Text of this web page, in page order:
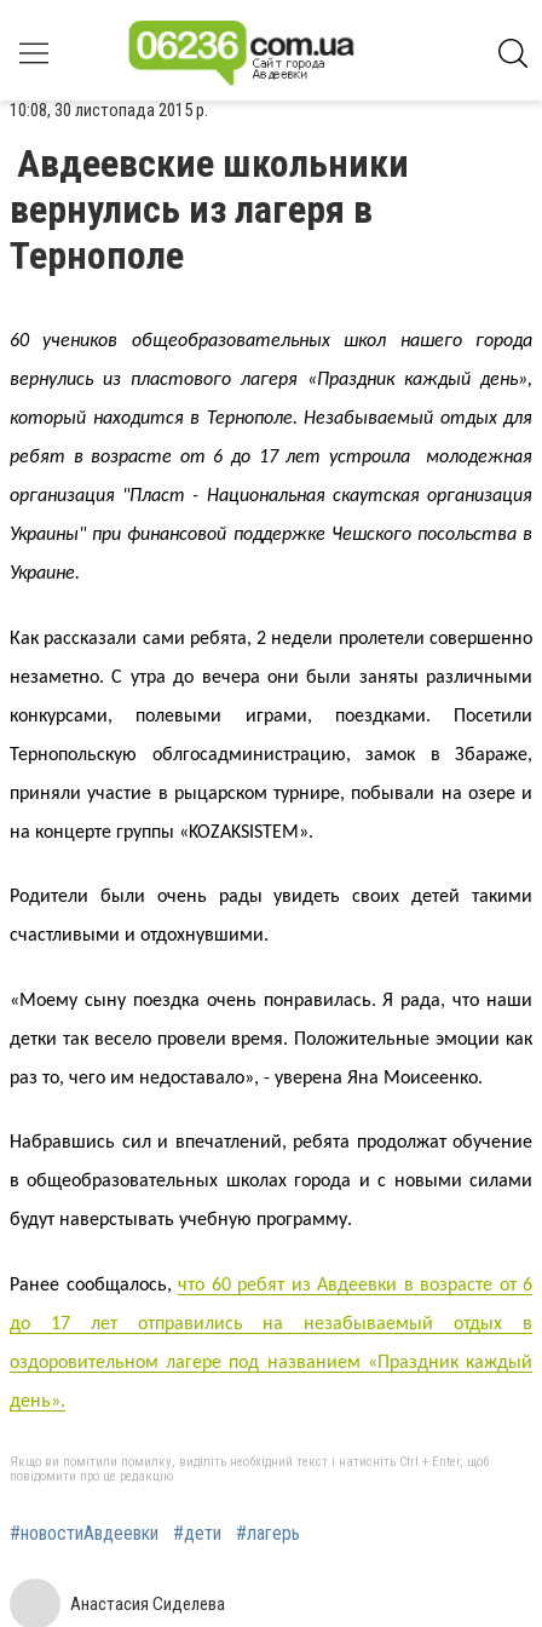
10:08, 30 листопада 2015 р.
Авдеевские школьники
вернулись из лагеря в
Тернополе
60 учеников общеобразовательных школ нашего города
вернулись из пластового лагеря «Праздник каждый день»,
который находится в Тернополе. Незабываемый отдых для
ребят в возрасте от 6 до 17 лет устроила молодежная
организация "Пласт - Национальная скаутская организация
Украины" при финансовой поддержке Чешского посольства в
Украине.
Как рассказали сами ребята, 2 недели пролетели совершенно
незаметно. С утра до вечера они были заняты различными
конкурсами, полевыми играми, поездками. Посетили
Тернопольскую облгосадминистрацию, замок в Збараже,
приняли участие в рыцарском турнире, побывали на озере и
на концерте группы «KOZAKSISTEM».
Родители были очень рады увидеть своих детей такими
счастливыми и отдохнувшими.
«Моему сыну поездка очень понравилась. Я рада, что наши
детки так весело провели время. Положительные эмоции как
раз то, чего им недоставало», - уверена Яна Моисеенко.
Набравшись сил и впечатлений, ребята продолжат обучение
в общеобразовательных школах города и с новыми силами
будут наверстывать учебную программу.
Ранее сообщалось, что 60 ребят из Авдеевки в возрасте от 6
до 17 лет отправились на незабываемый отдых в
оздоровительном лагере под названием «Праздник каждый
день».
Якщо ви помітили помилку, виділіть необхідний текст і натисніть Ctrl + Enter, щоб
повідомити про це редакцію
#новостиАвдеевки #дети #лагерь
Анастасия Сиделева